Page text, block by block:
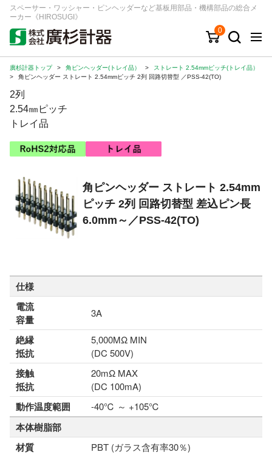
スペーサー・ワッシャー・ピンヘッダーなど基板用部品・機構部品の総合メ
ーカー《HIROSUGI》
0
キーワード 品番/シリーズ
商品カテゴリから探す
ジャンルから探す
シリーズから探す
ログイン
注文・見積りについて
ご利用ガイド
廣杉計器トップ > 角ピンヘッダー(トレイ品） >
ストレート 2.54mmピッチ(トレイ品）
>
角ピンヘッダー ストレート 2.54mmピッチ 2列 回路切替型 ／PSS-42(TO)
2列
2.54㎜ピッチ
トレイ品
角ピンヘッダー ストレート 2.54mm
ピッチ 2列 回路切替型 差込ピン長
6.0mm～／PSS-42(TO)
仕様
電流
容量
3A
絶縁
抵抗
5,000MΩ MIN
(DC 500V)
接触
抵抗
20mΩ MAX
(DC 100mA)
動作温度範囲 -40℃ ～ +105℃
本体樹脂部
材質
PBT (ガラス含有率30％)